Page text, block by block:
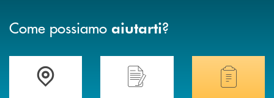
Come possiamo aiutarti?
Accedi all' elenco completo delle filiali .Hai bisogno di assistenza immediata?
Hai bisogno di